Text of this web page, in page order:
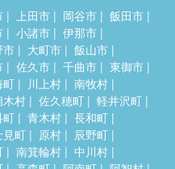
上田市 岡谷市
飯田市
小諸市
伊那市
市 大町市
飯山市
佐久市 千曲市
東御市
町 川上村
南牧村
木村 佐久穂町
軽井沢町
町 青木村
長和町
見町 原村
辰野町
南箕輪村
中川村